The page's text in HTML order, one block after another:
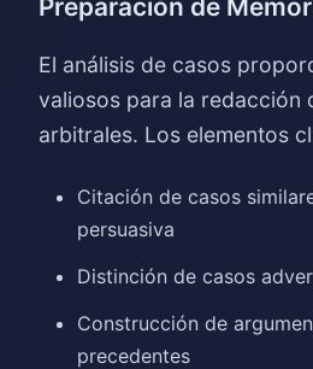
Preparación de
El análisis de casos
valiosos para la redacción
arbitrales. Los elementos
Citación de casos
persuasiva
Distinción de casos
Construcción de
precedentes